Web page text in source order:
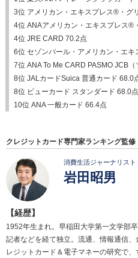
3位 アメリカン・エキスプレス®・グ
4位 ANAアメリカン・エキスプレス®
4位 JRE CARD 70.2点
6位 セゾンパール・アメリカン・エ
7位 ANA To Me CARD PASMO JCB
8位 JALカードSuica 普通カード 68.0
8位 ビューカード スタンダード 68.0点
10位 ANA 一般カード 66.4点
クレジットカード専門家ランキング監修
消費生活ジャーナリスト
岩田昭男
【経歴】
1952年生まれ。早稲田大学第一文学部
記者などを経て独立。流通、情報通信
レジットカード＆電子マネーの研究で